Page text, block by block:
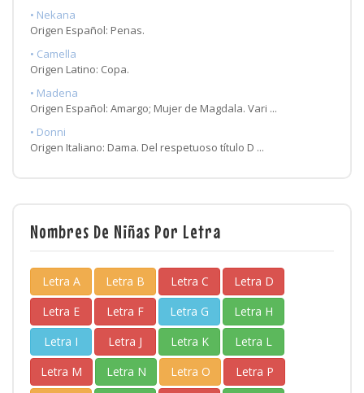
• Nekana
Origen Español: Penas.
• Camella
Origen Latino: Copa.
• Madena
Origen Español: Amargo; Mujer de Magdala. Vari ...
• Donni
Origen Italiano: Dama. Del respetuoso título D ...
Nombres De Niñas Por Letra
Letra A Letra B Letra C
Letra D
Letra E
Letra F Letra G
Letra H
Letra I
Letra J Letra K
Letra L
Letra M
Letra N Letra O
Letra P